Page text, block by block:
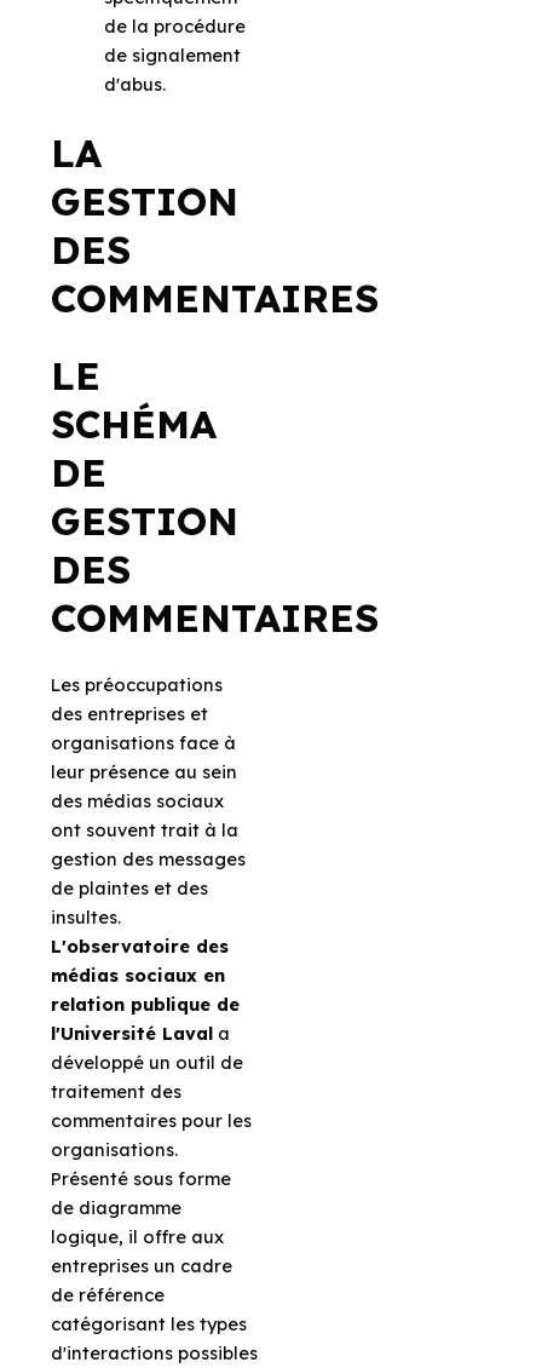
de la procédure
de signalement
d'abus.
LA
GESTION
DES
COMMENTAIRES
LE
SCHÉMA
DE
GESTION
DES
COMMENTAIRES
Les préoccupations
des entreprises et
organisations face à
leur présence au sein
des médias sociaux
ont souvent trait à la
gestion des messages
de plaintes et des
insultes.
L'observatoire des
médias sociaux en
relation publique de
l'Université Laval a
développé un outil de
traitement des
commentaires pour les
organisations.
Présenté sous forme
de diagramme
logique, il offre aux
entreprises un cadre
de référence
catégorisant les types
d'interactions possibles